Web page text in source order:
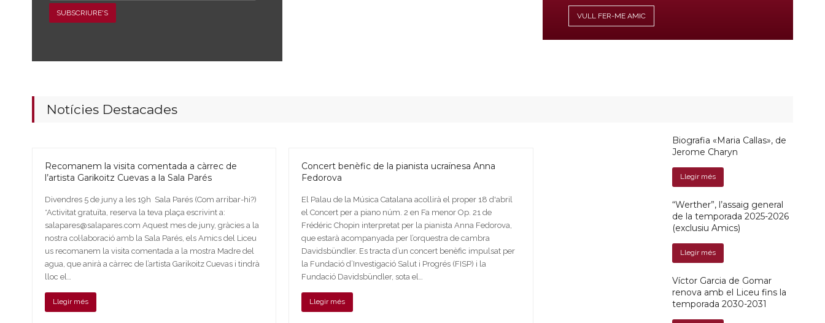
VULL FER-ME AMIC
Notícies Destacades
Recomanem la visita comentada a càrrec de
l’artista Garikoitz Cuevas a la Sala Parés
Divendres 5 de juny a les 19h Sala Parés (Com arribar-hi?)
*Activitat gratuïta, reserva la teva plaça escrivint a:
salapares@salapares.com Aquest mes de juny, gràcies a la
nostra col·laboració amb la Sala Parés, els Amics del Liceu
us recomanem la visita comentada a la mostra Madre del
agua, que anirà a càrrec de l’artista Garikoitz Cuevas i tindrà
lloc el…
Llegir més
Concert benèfic de la pianista ucraïnesa Anna
Fedorova
El Palau de la Música Catalana acollirà el proper 18 d'abril
el Concert per a piano núm. 2 en Fa menor Op. 21 de
Frédéric Chopin interpretat per la pianista Anna Fedorova,
que estarà acompanyada per l’orquestra de cambra
Davidsbündler. Es tracta d’un concert benèfic impulsat per
la Fundació d’Investigació Salut i Progrés (FISP) i la
Fundació Davidsbündler, sota el…
Llegir més
Biografia «Maria Callas», de
Jerome Charyn
Llegir més
“Werther”, l’assaig general
de la temporada 2025-2026
(exclusiu Amics)
Llegir més
Víctor Garcia de Gomar
renova amb el Liceu fins la
temporada 2030-2031